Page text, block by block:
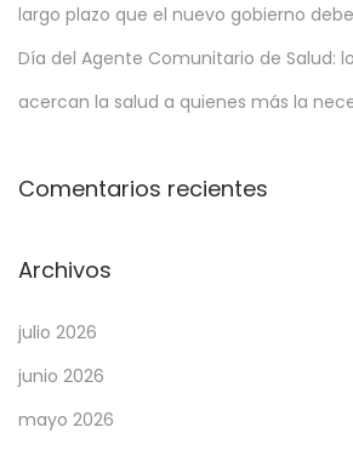
e
s
n
e
d
e
largo plazo que el nuevo gobierno
Día del Agente Comunitario de Salud:
acercan la salud a quienes más la
Comentarios recientes
Archivos
julio 2026
junio 2026
mayo 2026